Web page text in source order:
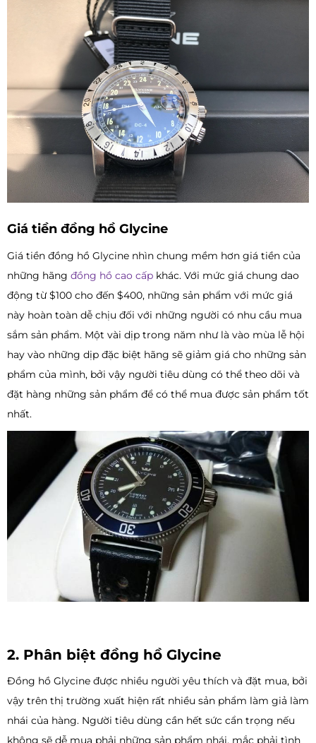
Giá tiền đồng hồ Glycine
Giá tiền đồng hồ Glycine nhìn chung mềm hơn giá tiền của
những hãng đồng hồ cao cấp khác. Với mức giá chung dao
động từ $100 cho đến $400, những sản phẩm với mức giá
này hoàn toàn dễ chịu đối với những người có nhu cầu mua
sắm sản phẩm. Một vài dịp trong năm như là vào mùa lễ hội
hay vào những dịp đặc biệt hãng sẽ giảm giá cho những sản
phẩm của mình, bởi vậy người tiêu dùng có thể theo dõi và
đặt hàng những sản phẩm để có thể mua được sản phẩm tốt
nhất.
2. Phân biệt đồng hồ Glycine
Đồng hồ Glycine được nhiều người yêu thích và đặt mua, bởi
vậy trên thị trường xuất hiện rất nhiều sản phẩm làm giả làm
nhái của hàng. Người tiêu dùng cần hết sức cẩn trọng nếu
không sẽ dễ mua phải những sản phẩm nhái, mắc phải tình